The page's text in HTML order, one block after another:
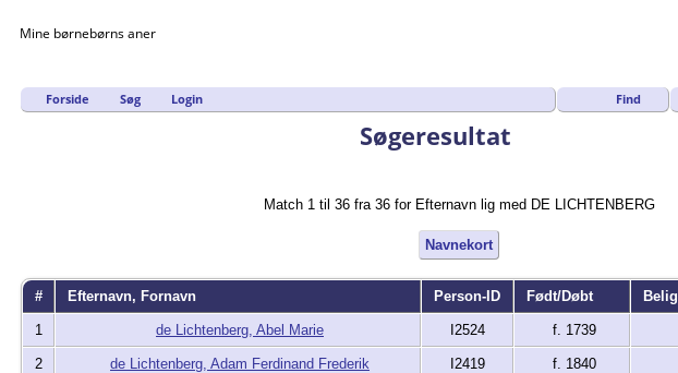
Mine børnebørns aner
Find
Forside Søg Login
Søgeresultat
Match 1 til 36 fra 36 for Efternavn lig med DE LICHTENBERG
Navnekort
# Efternavn, Fornavn Person-ID Født/Døbt
1 de Lichtenberg, Abel Marie I2524 f. 1739
2 de Lichtenberg, Adam Ferdinand Frederik I2419 f. 1840